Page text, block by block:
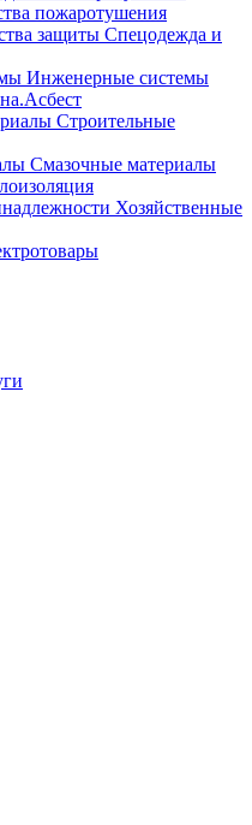
пожаротушения
Спецодежда и
Инженерные системы
Строительные
Смазочные материалы
Хозяйственные